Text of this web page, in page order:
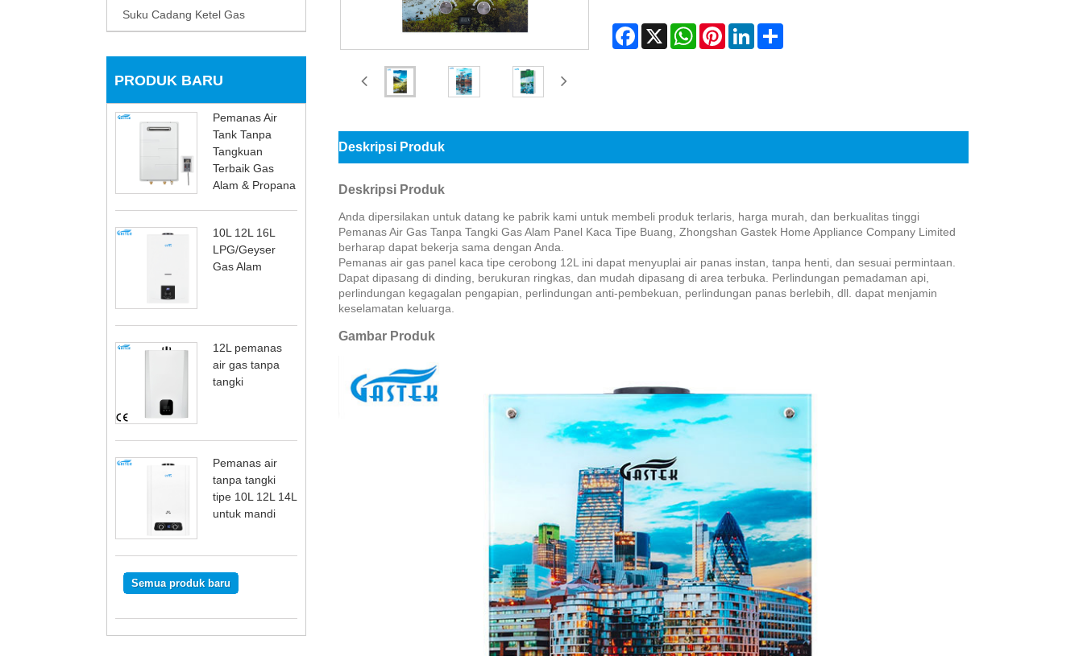
Suku Cadang Ketel Gas
PRODUK BARU
Pemanas Air
Tank Tanpa
Tangkuan
Terbaik Gas
Alam & Propana
10L 12L 16L
LPG/Geyser
Gas Alam
12L pemanas
air gas tanpa
tangki
Pemanas air
tanpa tangki
tipe 10L 12L 14L
untuk mandi
Semua produk baru
Facebook
X WhatsAppPinterestLinkedInShare
Deskripsi Produk
Deskripsi Produk
Anda dipersilakan untuk datang ke pabrik kami untuk membeli produk terlaris, harga murah, dan berkualitas tinggi
Pemanas Air Gas Tanpa Tangki Gas Alam Panel Kaca Tipe Buang, Zhongshan Gastek Home Appliance Company Limited
berharap dapat bekerja sama dengan Anda.
Pemanas air gas panel kaca tipe cerobong 12L ini dapat menyuplai air panas instan, tanpa henti, dan sesuai permintaan.
Dapat dipasang di dinding, berukuran ringkas, dan mudah dipasang di area terbuka. Perlindungan pemadaman api,
perlindungan kegagalan pengapian, perlindungan anti-pembekuan, perlindungan panas berlebih, dll. dapat menjamin
keselamatan keluarga.
Gambar Produk